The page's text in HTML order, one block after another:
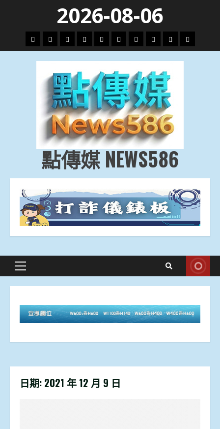
content
2026-08-06
頭
條
財
經
地
方.
會
文
教.
技
專
題
娛
樂
劇
政
治
國
際
運
動
生
活
點傳媒 NEWS586
Primary
日期: 2021 年 12 月 9 日